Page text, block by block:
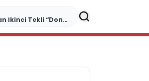
Yonca Samlı ‘dan İkinci Tekli “Donacaksın Sevgilim “ yayımlandı